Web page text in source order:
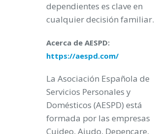
dependientes es clave en
cualquier decisión familiar.
Acerca de AESPD:
https://aespd.com/
La Asociación Española de
Servicios Personales y
Domésticos (AESPD) está
formada por las empresas
Cuideo, Aiudo, Depencare,